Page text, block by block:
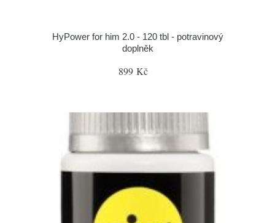
HyPower for him 2.0 - 120 tbl - potravinový
doplněk
899 Kč